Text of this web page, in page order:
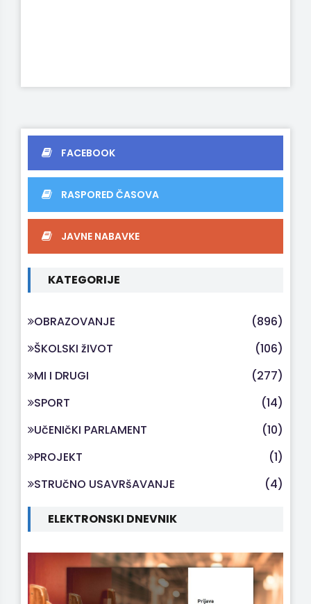
FACEBOOK
RASPORED ČASOVA
JAVNE NABAVKE
KATEGORIJE
OBRAZOVANJE
(896)
ŠKOLSKI žIVOT
(106)
MI I DRUGI
(277)
SPORT
(14)
UčENIčKI PARLAMENT
(10)
PROJEKT
(1)
STRUčNO USAVRšAVANJE
(4)
ELEKTRONSKI DNEVNIK